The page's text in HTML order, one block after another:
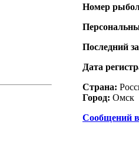
Номер
Последний
Дата
Страна:
Город: Омск
Сообщений